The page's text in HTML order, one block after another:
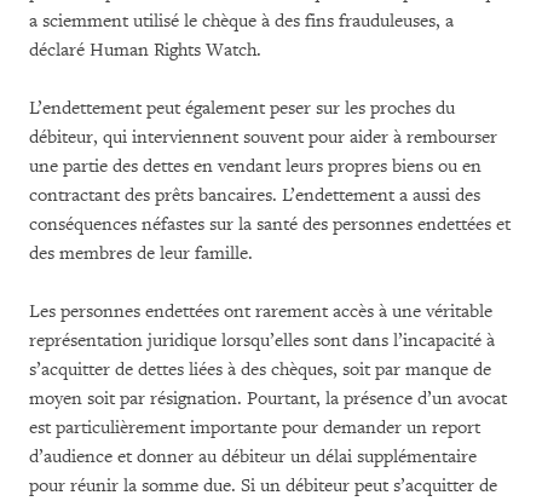
a sciemment utilisé le chèque à des fins frauduleuses, a
déclaré Human Rights Watch.
L’endettement peut également peser sur les proches du
débiteur, qui interviennent souvent pour aider à rembourser
une partie des dettes en vendant leurs propres biens ou en
contractant des prêts bancaires. L’endettement a aussi des
conséquences néfastes sur la santé des personnes endettées et
des membres de leur famille.
Les personnes endettées ont rarement accès à une véritable
représentation juridique lorsqu’elles sont dans l’incapacité à
s’acquitter de dettes liées à des chèques, soit par manque de
moyen soit par résignation. Pourtant, la présence d’un avocat
est particulièrement importante pour demander un report
d’audience et donner au débiteur un délai supplémentaire
pour réunir la somme due. Si un débiteur peut s’acquitter de